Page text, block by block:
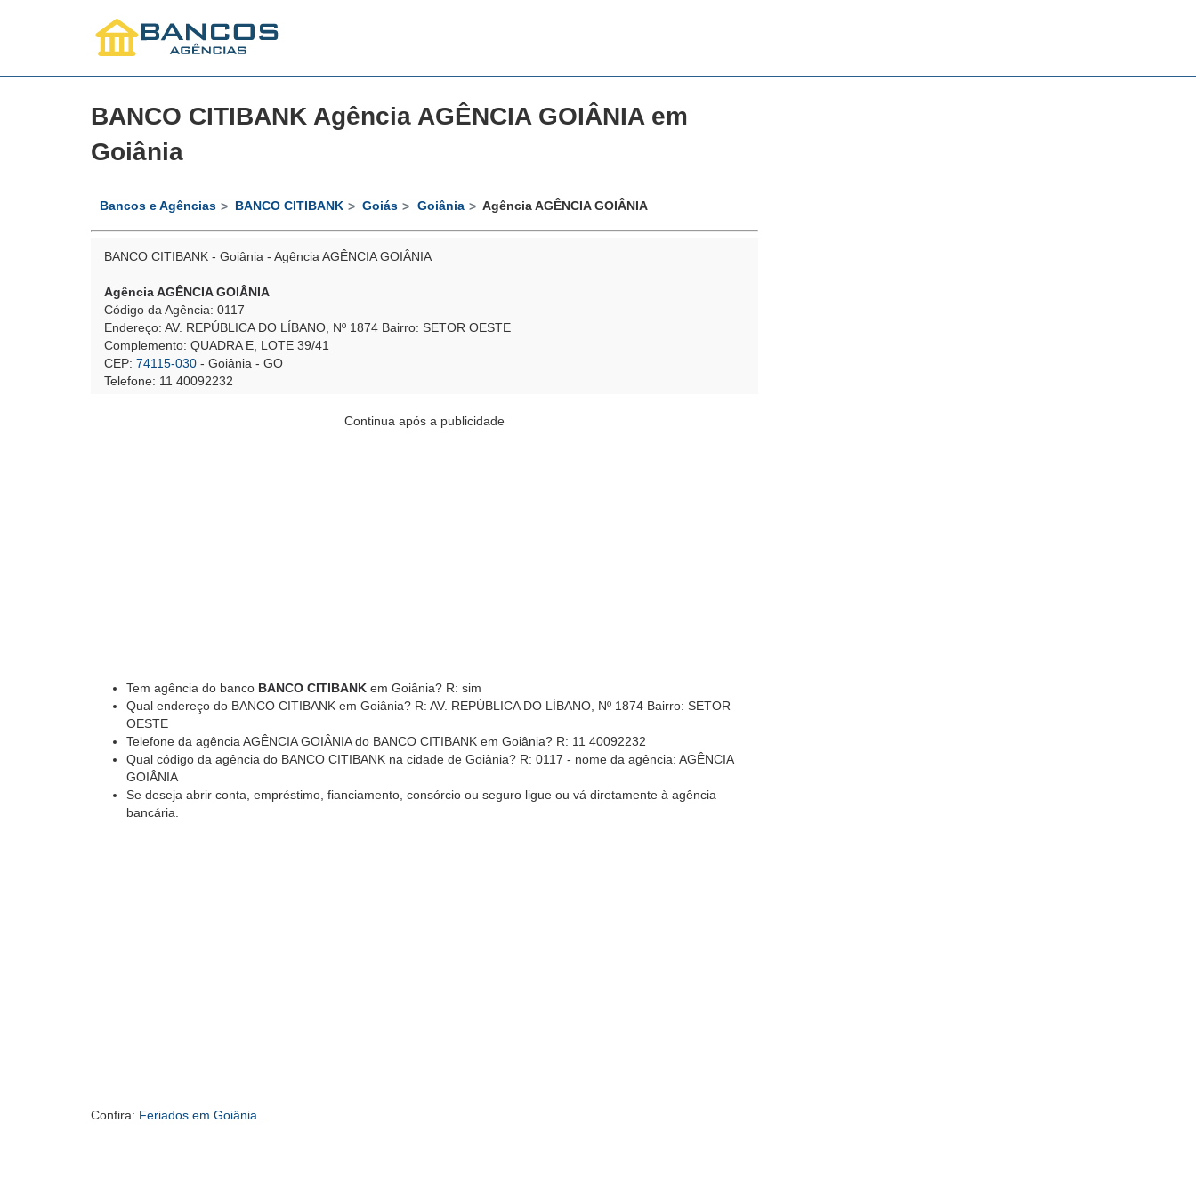
BANCO CITIBANK Agência AGÊNCIA GOIÂNIA em
Goiânia
Bancos e Agências BANCO CITIBANK Goiás Goiânia Agência AGÊNCIA GOIÂNIA
BANCO CITIBANK - Goiânia - Agência AGÊNCIA GOIÂNIA
Agência AGÊNCIA GOIÂNIA
Código da Agência: 0117
Endereço: AV. REPÚBLICA DO LÍBANO, Nº 1874 Bairro: SETOR OESTE
Complemento: QUADRA E, LOTE 39/41
CEP: 74115-030 - Goiânia - GO
Telefone: 11 40092232
Continua após a publicidade
Tem agência do banco BANCO CITIBANK em Goiânia? R: sim
Qual endereço do BANCO CITIBANK em Goiânia? R: AV. REPÚBLICA DO LÍBANO, Nº 1874 Bairro: SETOR
OESTE
Telefone da agência AGÊNCIA GOIÂNIA do BANCO CITIBANK em Goiânia? R: 11 40092232
Qual código da agência do BANCO CITIBANK na cidade de Goiânia? R: 0117 - nome da agência: AGÊNCIA
GOIÂNIA
Se deseja abrir conta, empréstimo, fianciamento, consórcio ou seguro ligue ou vá diretamente à agência
bancária.
Confira: Feriados em Goiânia